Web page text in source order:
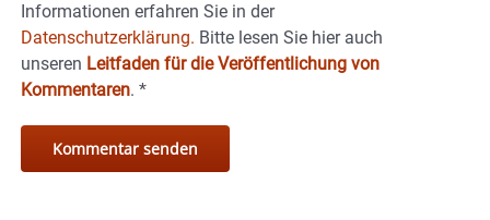
Informationen erfahren Sie in der
Datenschutzerklärung. Bitte lesen Sie hier auch
unseren Leitfaden für die Veröffentlichung von
Kommentaren. *